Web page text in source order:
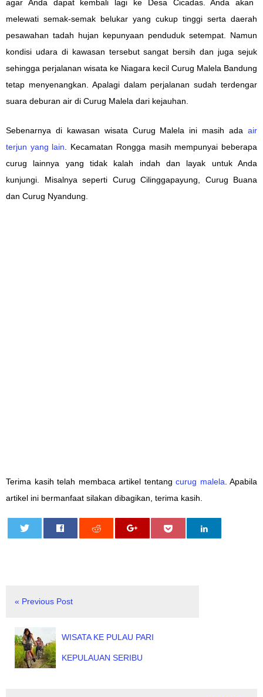
agar Anda dapatkembali lagi ke Desa Cicadas.Anda akan
melewati semak-semak belukar yang cukup tinggi serta daerah
pesawahan tadah hujan kepunyaan penduduk setempat. Namun
kondisi udara di kawasan tersebutsangat bersih dan jugasejuk
sehingga perjalanan wisata ke Niagara kecil Curug Malela Bandung
tetap menyenangkan. Apalagi dalam perjalanansudahterdengar
suara deburan air di Curug Malela dari kejauhan.
Sebenarnya di kawasan wisata Curug Malela ini masih ada air
terjun yang lain Kecamatan Rongga masih mempunyai beberapa
curug lainnya yangtidak kalah indah dan layak untuk Anda
kunjungi. Misalnya seperti Curug Cilinggapayung
Curug Buana
dan Curug Nyandung.
Terima kasih telah membaca artikel tentang curug malela . Apabila
artikel ini bermanfaat silakan dibagikan, terima kasih.
« Previous Post
WISATA KE PULAU PARI
KEPULAUAN SERIBU